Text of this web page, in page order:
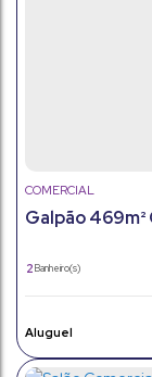
Galpão
COMERCIAL
2Banheiro(s)